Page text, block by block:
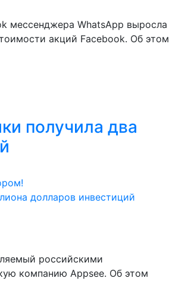
мессенджера WhatsApp выросла
акций Facebook. Об этом
получила два
российскими
компанию Appsee. Об этом